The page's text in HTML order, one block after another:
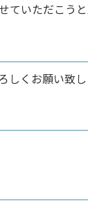
いただこうと
くお願い致し